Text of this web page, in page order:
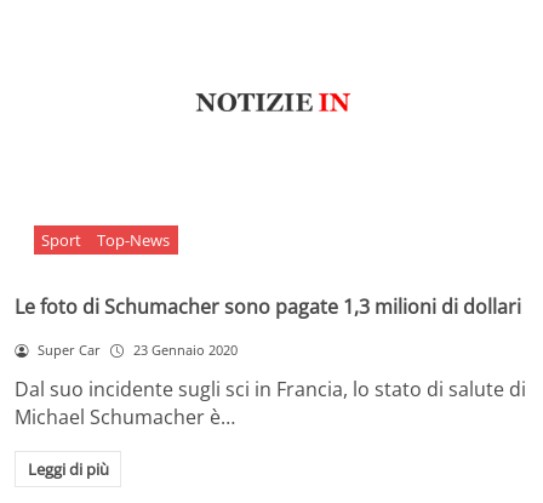
Sport Top-News
Le foto di Schumacher sono pagate 1,3 milioni di dollari
Super Car 23 Gennaio 2020
Dal suo incidente sugli sci in Francia, lo stato di salute di
Michael Schumacher è…
Leggi di più